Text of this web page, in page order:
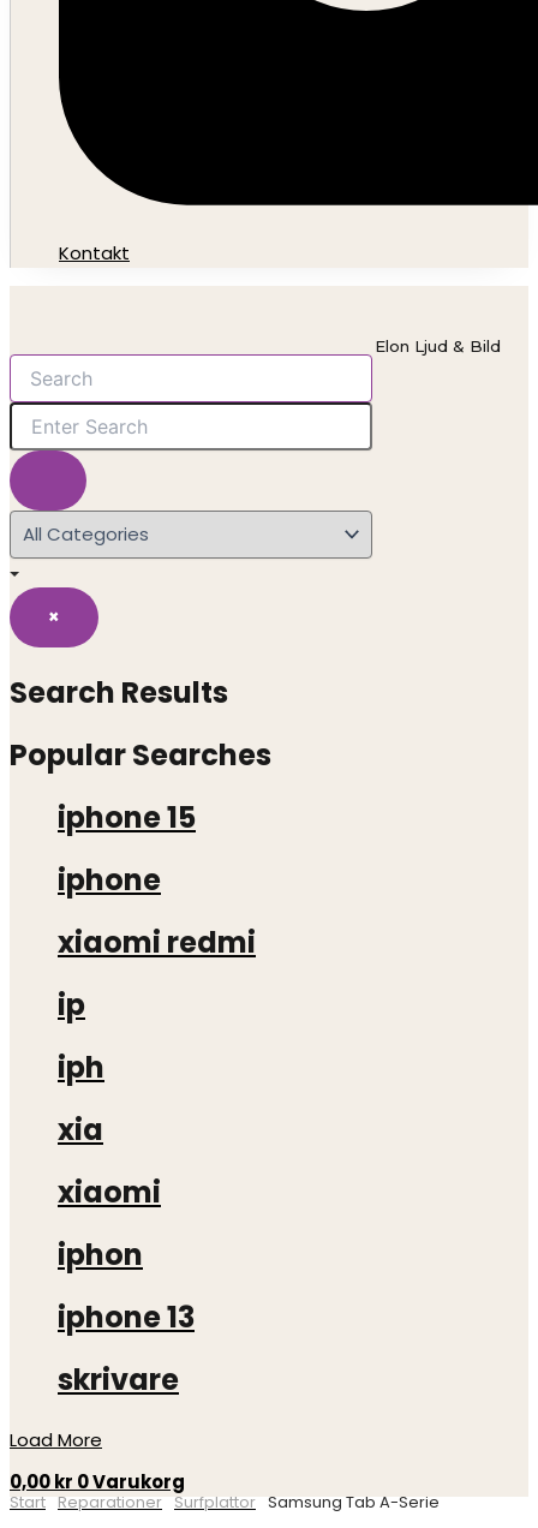
Kontakt
Elon Ljud & Bild
×
Search Results
Popular Searches
iphone 15
iphone
xiaomi redmi
ip
iph
xia
xiaomi
iphon
iphone 13
skrivare
Load More
0,00kr 0Varukorg
Start Surfplattor Samsung Tab A-Serie